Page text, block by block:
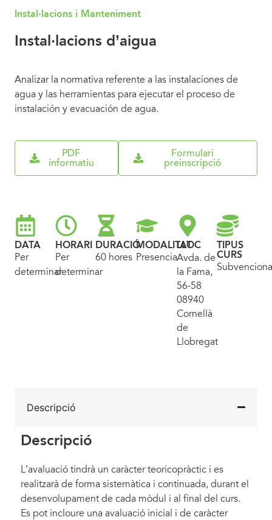
Instal·lacions i Manteniment
Instal·lacions d’aigua
Analizar la normativa referente a las instalaciones de
agua y las herramientas para ejecutar el proceso de
instalación y evacuación de agua.
PDF
informatiu
Formulari
preinscripció
DATA
Per
determinar
HORARI
Per
determinar
DURACIÓ
60 hores
MODALITAT
Presencial
LLOC
Avda. de
la Fama,
56-58
08940
Cornellà
de
Llobregat
TIPUS
CURS
Descripció
Descripció
L’avaluació tindrà un caràcter teoricopràctic i es
realitzarà de forma sistemàtica i continuada, durant el
desenvolupament de cada mòdul i al final del curs.
Es pot incloure una avaluació inicial i de caràcter